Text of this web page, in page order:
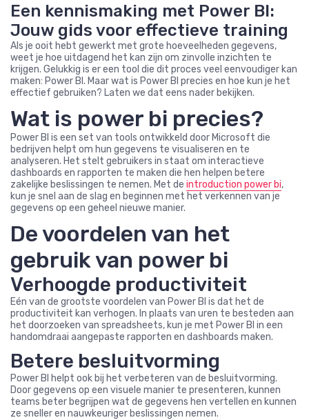
Een kennismaking met Power BI:
Jouw gids voor effectieve training
Als je ooit hebt gewerkt met grote hoeveelheden gegevens,
weet je hoe uitdagend het kan zijn om zinvolle inzichten te
krijgen. Gelukkig is er een tool die dit proces veel eenvoudiger kan
maken: Power BI. Maar wat is Power BI precies en hoe kun je het
effectief gebruiken? Laten we dat eens nader bekijken.
Wat is power bi precies?
Power BI is een set van tools ontwikkeld door Microsoft die
bedrijven helpt om hun gegevens te visualiseren en te
analyseren. Het stelt gebruikers in staat om interactieve
dashboards en rapporten te maken die hen helpen betere
zakelijke beslissingen te nemen. Met de introduction power bi,
kun je snel aan de slag en beginnen met het verkennen van je
gegevens op een geheel nieuwe manier.
De voordelen van het
gebruik van power bi
Verhoogde productiviteit
Eén van de grootste voordelen van Power BI is dat het de
productiviteit kan verhogen. In plaats van uren te besteden aan
het doorzoeken van spreadsheets, kun je met Power BI in een
handomdraai aangepaste rapporten en dashboards maken.
Betere besluitvorming
Power BI helpt ook bij het verbeteren van de besluitvorming.
Door gegevens op een visuele manier te presenteren, kunnen
teams beter begrijpen wat de gegevens hen vertellen en kunnen
ze sneller en nauwkeuriger beslissingen nemen.